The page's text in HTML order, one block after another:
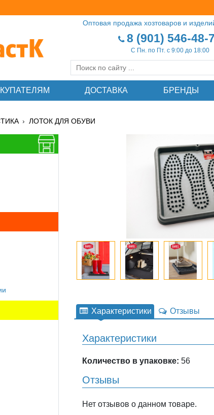
Оптовая продажа хозтоваров и
8 (901) 546-48-
С Пн. по Пт. с 9:00 до 18:00
ДОСТАВКА БРЕНДЫ
ЛОТОК ДЛЯ ОБУВИ
Характеристики Отзывы
Характеристики
Количество в упаковке: 56
Отзывы
Нет отзывов о данном товаре.